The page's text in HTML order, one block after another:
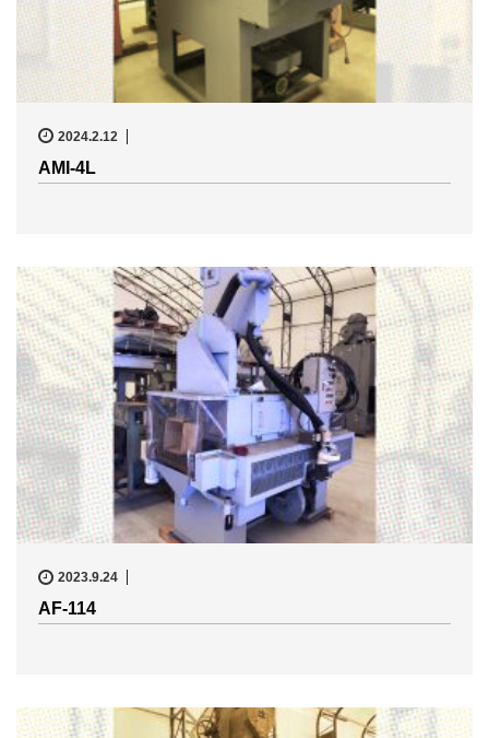
2024.2.12
AMI-4L
2023.9.24
AF-114